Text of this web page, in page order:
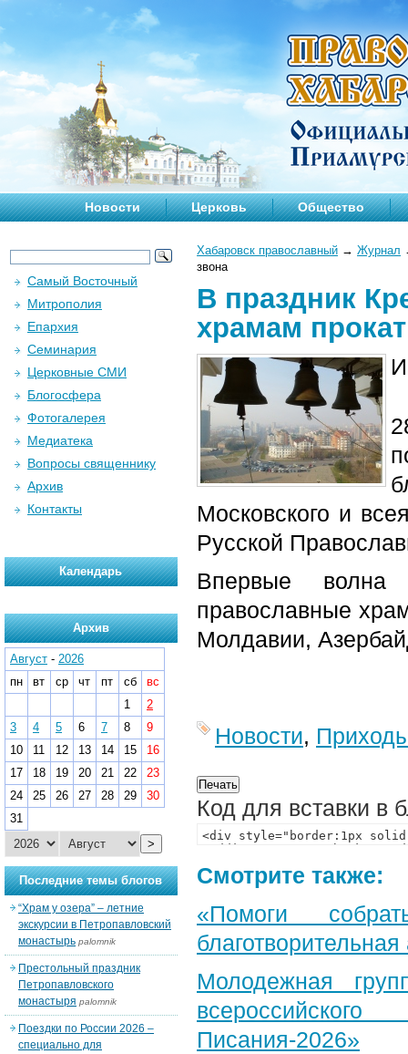
Новости Церковь Общество
Хабаровск православный → Журнал
звона
В праздник
храмам
Московского и
Русской
Впервые волна
православные
Молдавии,
Новости,
Код для вставки в
Смотрите также:
«Помоги
Молодежная
Писания-2026»
Самый Восточный
Митрополия
Епархия
Семинария
Церковные СМИ
Блогосфера
Фотогалерея
Медиатека
Вопросы священнику
Архив
Контакты
Календарь
Архив
Август - 2026
пн
вт ср чт пт сб
вс
1
2
3
4 5 6 7 8
9
10
11 12 13 14 15
16
17
18 19 20 21 22
23
24
25 26 27 28 29
30
31
>
Последние темы блогов
“Храм у озера” – летние
экскурсии в Петропавловский
монастырь palomnik
Престольный праздник
Петропавловского
монастыря palomnik
Поездки по России 2026 –
специально для